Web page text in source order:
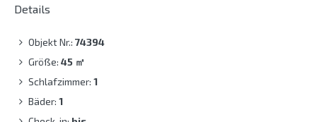
Details
Objekt Nr.: 74394
Größe: 45 ㎡
Schlafzimmer: 1
Bäder: 1